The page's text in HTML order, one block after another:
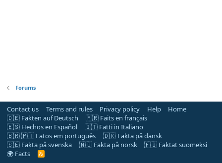
Forums
Contact us Terms and rules Privacy policy Help
Home
🇩🇪 Fakten auf Deutsch
🇫🇷 Faits en français
🇪🇸 Hechos en Español
🇮🇹 Fatti in Italiano
🇧🇷 🇵🇹 Fatos em português
🇩🇰 Fakta på dansk
🇸🇪 Fakta på svenska
🇳🇴 Fakta på norsk
🇫🇮 Faktat suomeksi
🌍 Facts
R